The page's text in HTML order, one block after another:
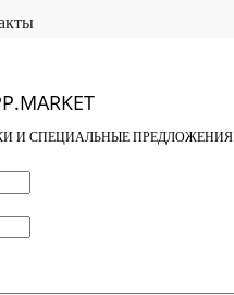
И СПЕЦИАЛЬНЫЕ ПРЕДЛОЖЕНИЯ